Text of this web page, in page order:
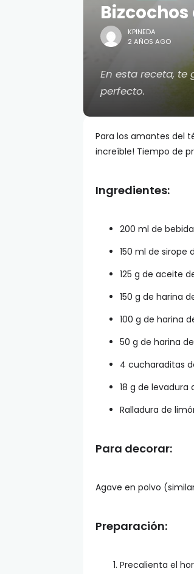
KPINEDA
2 AÑOS AGO
En esta receta,
perfecto.
Para los amantes del
increíble! Tiempo de
Ingredientes:
200 ml de
150 ml de sirope
125 g de aceite
150 g de harina
100 g de harina
50 g de harina
4 cucharaditas
18 g de
Ralladura de
Para decorar:
Agave en polvo
Preparación:
Precalienta el